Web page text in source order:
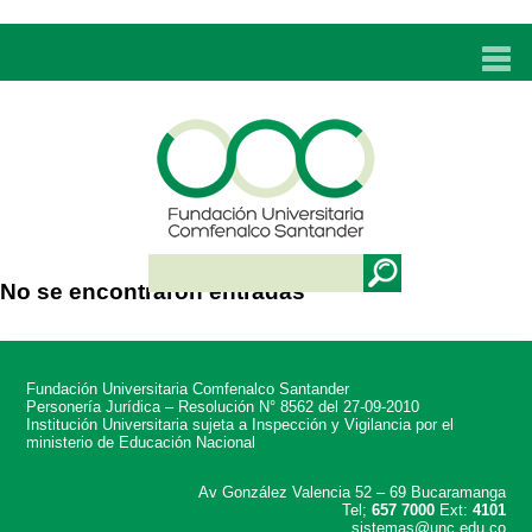
UNC
ADMISIONES
PROGRAMAS
TÉCNICOS LABORALES
BIENESTAR
BIBLIOTECA
EDUCACIÓN CONTINUA
No se encontraron entradas
Fundación Universitaria Comfenalco Santander
Personería Jurídica – Resolución N° 8562 del 27-09-2010
Institución Universitaria sujeta a Inspección y Vigilancia por el
ministerio de Educación Nacional
Av González Valencia 52 – 69 Bucaramanga
Tel; 657 7000Ext: 4101
sistemas@unc.edu.co